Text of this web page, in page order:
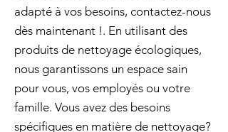
adapté à vos besoins, contactez-nous
dès maintenant !. En utilisant des
produits de nettoyage écologiques,
nous garantissons un espace sain
pour vous, vos employés ou votre
famille. Vous avez des besoins
spécifiques en matière de nettoyage?